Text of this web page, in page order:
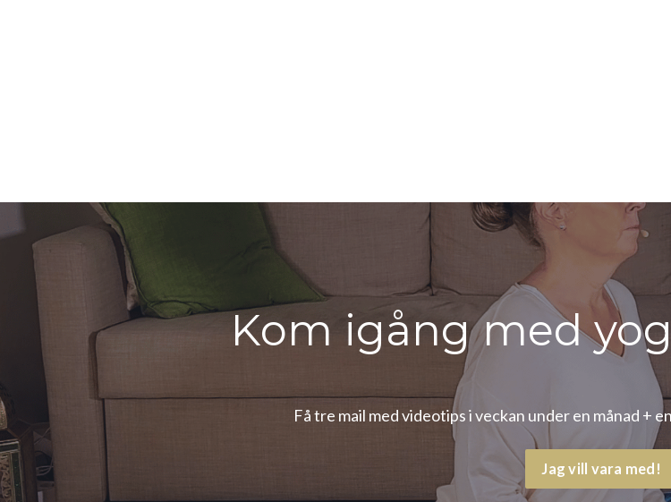
Kom igång med
Få tre mail med videotips i veckan under en månad +
Jag vill vara med!